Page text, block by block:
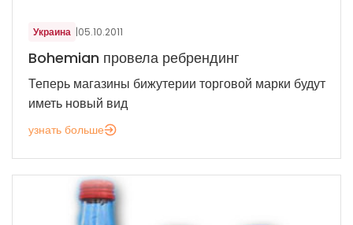
Украина |05.10.2011
Bohemian провела ребрендинг
Теперь магазины бижутерии торговой марки будут
иметь новый вид
узнать больше